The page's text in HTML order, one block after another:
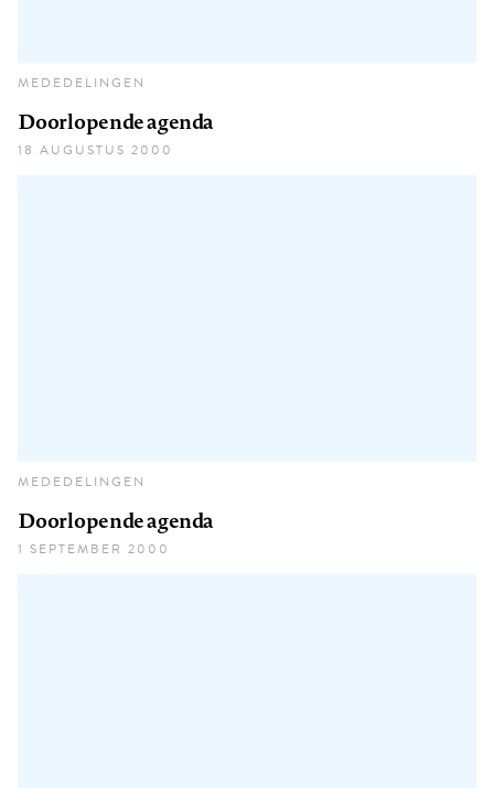
MEDEDELINGEN
Doorlopende agenda
18 AUGUSTUS 2000
MEDEDELINGEN
Doorlopende agenda
1 SEPTEMBER 2000